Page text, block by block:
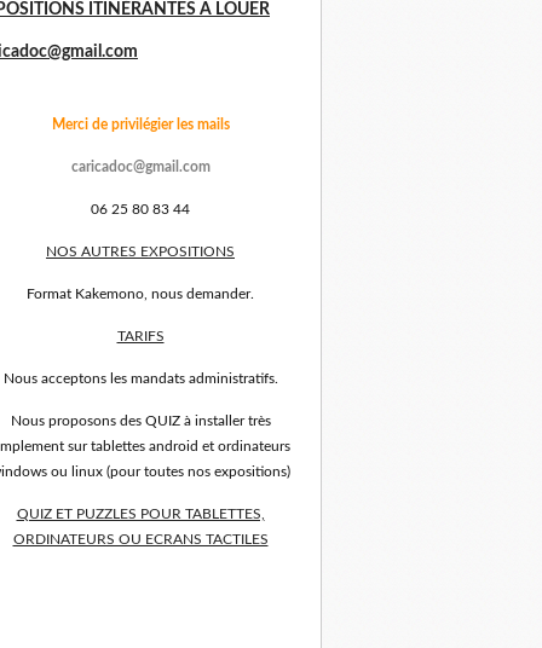
ITINÉRANTES A LOUER
Merci de privilégier les mails
caricadoc@gmail.com
06 25 80 83 44
NOS AUTRES EXPOSITIONS
Format Kakemono, nous demander.
TARIFS
Nous acceptons les mandats administratifs.
Nous proposons des QUIZ à installer très
sur tablettes android et ordinateurs
ou linux (pour toutes nos expositions)
QUIZ ET PUZZLES POUR TABLETTES,
ORDINATEURS OU ECRANS TACTILES